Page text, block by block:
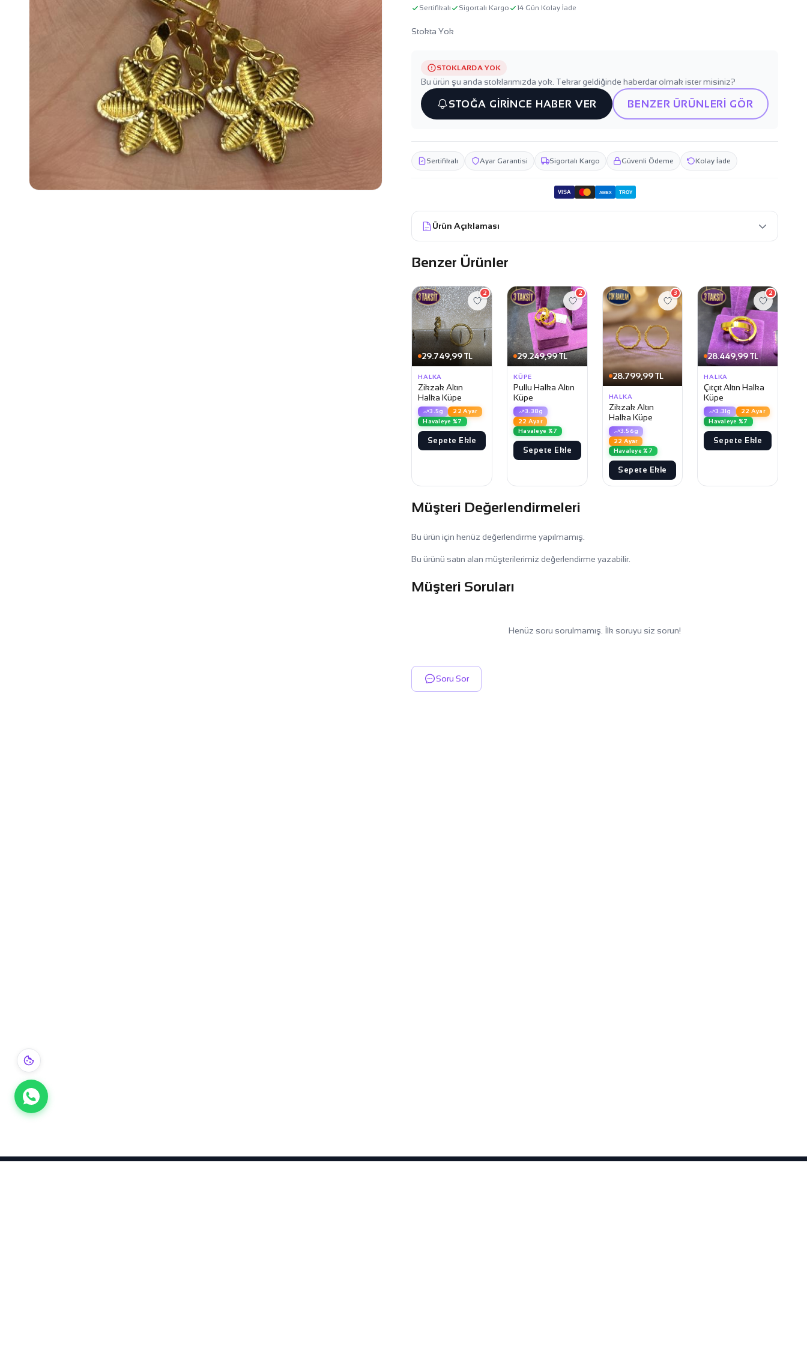
Sertifikalı Sigortalı Kargo 14 Gün Kolay İade
Stokta Yok
STOKLARDA YOK
Bu ürün şu anda stoklarımızda yok. Tekrar geldiğinde haberdar olmak ister misiniz?
STOĞA GİRİNCE HABER VER BENZER ÜRÜNLERİ GÖR
Sertifikalı Ayar Garantisi Sigortalı Kargo Güvenli Ödeme Kolay İade
VISA AMEX TROY
Ürün Açıklaması
Benzer Ürünler
29.749,99 TL
2
HALKA
Zikzak Altın
Halka Küpe
3.5g
22 Ayar
Havaleye %7
Sepete Ekle
29.249,99 TL
2
KÜPE
Pullu Halka Altın
Küpe
3.38g
22 Ayar
Havaleye %7
Sepete Ekle
28.799,99 TL
3
HALKA
Zikzak Altın
Halka Küpe
3.56g
22 Ayar
Havaleye %7
Sepete Ekle
28.449,99 TL
2
HALKA
Çıtçıt Altın Halka
Küpe
3.31g
22 Ayar
Havaleye %7
Sepete Ekle
Müşteri Değerlendirmeleri
Bu ürün için henüz değerlendirme yapılmamış.
Bu ürünü satın alan müşterilerimiz değerlendirme yazabilir.
Müşteri Soruları
Henüz soru sorulmamış. İlk soruyu siz sorun!
Soru Sor